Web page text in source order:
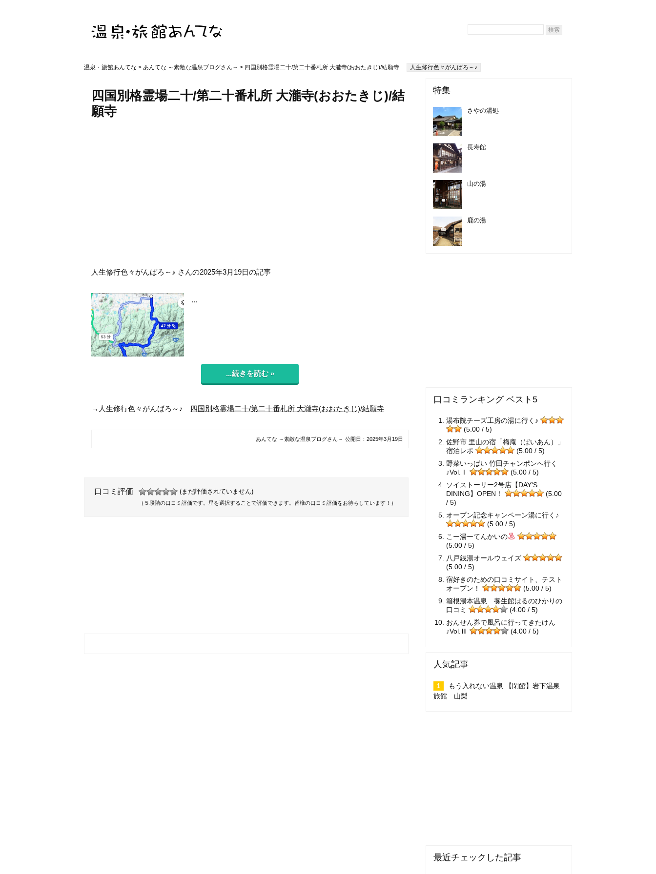
温泉・旅館あんてな > あんてな ～素敵な温泉ブログさん～ > 四国別格霊場二十/第二十番札所 大瀧寺(おおたきじ)/結願寺 人生修行色々がんばろ～♪
四国別格霊場二十/第二十番札所 大瀧寺(おおたきじ)/結
願寺
人生修行色々がんばろ～♪ さんの2025年3月19日の記事
...
...続きを読む »
→人生修行色々がんばろ～♪ 四国別格霊場二十/第二十番札所 大瀧寺(おおたきじ)/結願寺
あんてな ～素敵な温泉ブログさん～ 公開日： 2025年3月19日
口コミ評価 (まだ評価されていません)
（５段階の口コミ評価です。星を選択することで評価できます。皆様の口コミ評価をお待ちしています！）
特集
さやの湯処
長寿館
山の湯
鹿の湯
口コミランキング ベスト5
湯布院チーズ工房の湯に行く♪
(5.00 / 5)
佐野市 里山の宿「梅庵（ばいあん）」
宿泊レポ
(5.00 / 5)
野菜いっぱい 竹田チャンポンへ行く
♪Vol.Ⅰ
(5.00 / 5)
ソイストーリー2号店【DAY'S
DINING】OPEN！
(5.00
/ 5)
オープン記念キャンペーン湯に行く♪
(5.00 / 5)
こー湯ーてんかいの
(5.00 / 5)
八戸銭湯オールウェイズ
(5.00 / 5)
宿好きのための口コミサイト、テスト
オープン！
(5.00 / 5)
箱根湯本温泉 養生館はるのひかりの
口コミ
(4.00 / 5)
おんせん券で風呂に行ってきたけん
♪Vol.Ⅲ
(4.00 / 5)
人気記事
もう入れない温泉 【閉館】岩下温泉
旅館 山梨
最近チェックした記事